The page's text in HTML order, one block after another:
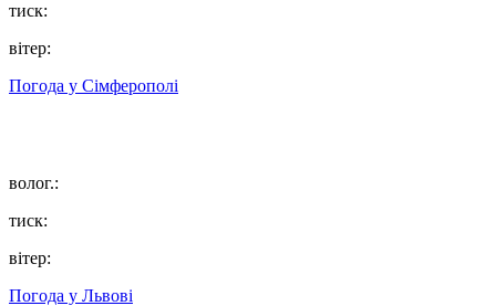
тиск:
вітер:
Погода у Сімферополі
волог.:
тиск:
вітер:
Погода у Львові